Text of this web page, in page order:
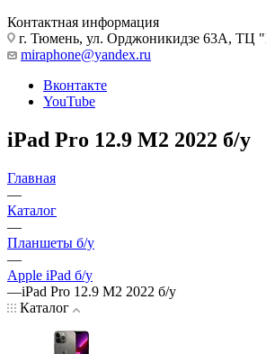
Контактная информация
г. Тюмень, ул. Орджоникидзе 63А,
miraphone@yandex.ru
Вконтакте
YouTube
iPad Pro 12.9 M2 2022 б/у
Главная
—
Каталог
—
Планшеты б/у
—
Apple iPad б/у
—iPad Pro 12.9 M2 2022 б/у
Каталог